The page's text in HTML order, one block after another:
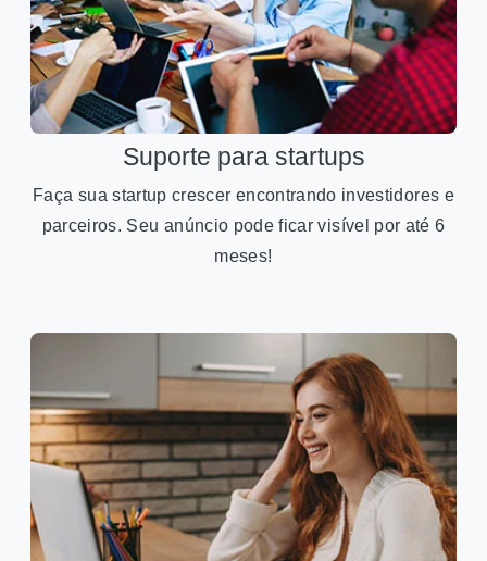
Suporte para startups
Faça sua startup crescer encontrando investidores e
parceiros. Seu anúncio pode ficar visível por até 6
meses!